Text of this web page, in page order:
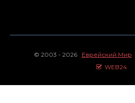
© 2003 - 2026 Еврейский Мир
WEB24